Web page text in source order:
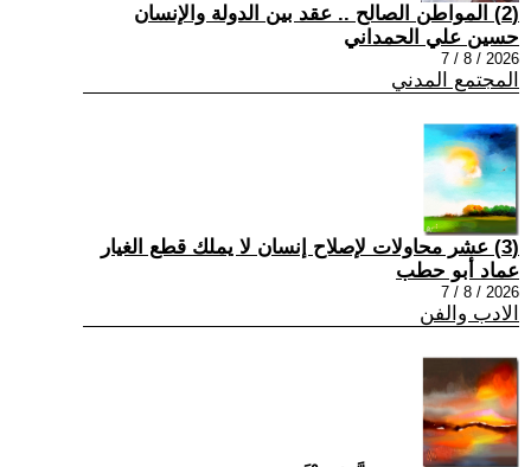
(2) المواطن الصالح .. عقد بين الدولة والإنسان
حسين علي الحمداني
2026 / 8 / 7
المجتمع المدني
(3) عشر محاولات لإصلاح إنسان لا يملك قطع الغيار
عماد أبو حطب
2026 / 8 / 7
الادب والفن